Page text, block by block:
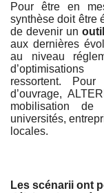
Pour être en
synthèse doit être
de devenir un
aux dernières
au niveau
ressortent.
d’ouvrage,
mobilisation de
universités,
locales.
Les scénarii ont